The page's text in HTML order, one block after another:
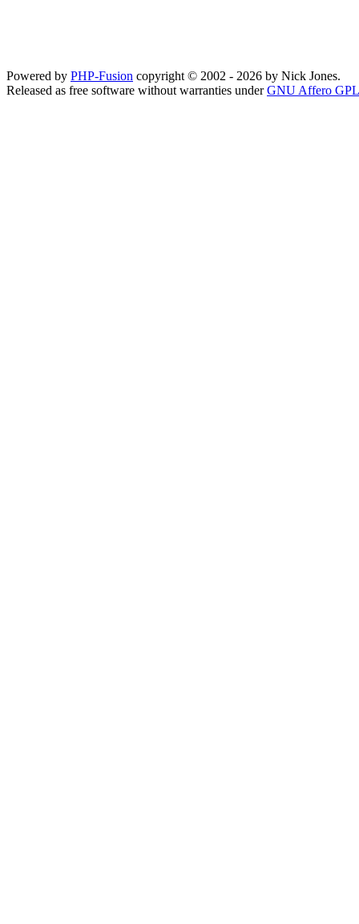
Powered by PHP-Fusion copyright © 2002 - 2026 by Nick Jones.
Released as free software without warranties underGNU Affero GPL